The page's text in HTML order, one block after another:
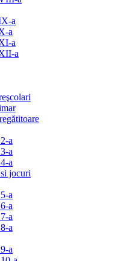
a
a
a
a
a
a
a
jocuri
a
a
a
a
a